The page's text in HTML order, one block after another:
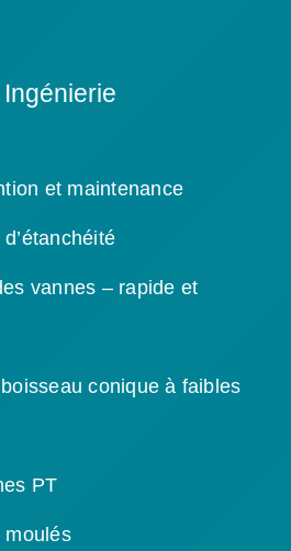
et maintenance
vannes – rapide et
conique à faibles
PT
moulés